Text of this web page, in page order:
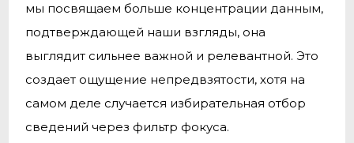
мы посвящаем больше концентрации данным,
подтверждающей наши взгляды, она
выглядит сильнее важной и релевантной. Это
создает ощущение непредвзятости, хотя на
самом деле случается избирательная отбор
сведений через фильтр фокуса.